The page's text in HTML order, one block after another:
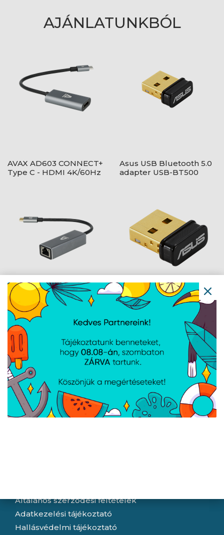
AJÁNLATUNKBÓL
AVAX AD603 CONNECT+
Type C - HDMI 4K/60Hz
Asus USB Bluetooth 5.0
adapter USB-BT500
AVAX AD604 CONNECT+
Type-C 3.0 - Gigabit
Ethernet adapter,
alumínium
Asus USB Bluetooth 5.4
adapter USB-BT540
Navigáció
Hírek
Újdonságok
Általános szerződési feltételek
Adatkezelési tájékoztató
Hallásvédelmi tájékoztató